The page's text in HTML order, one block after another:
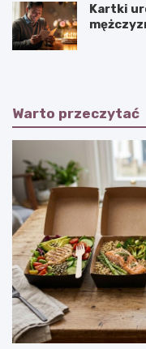
Kartki
Warto przeczytać